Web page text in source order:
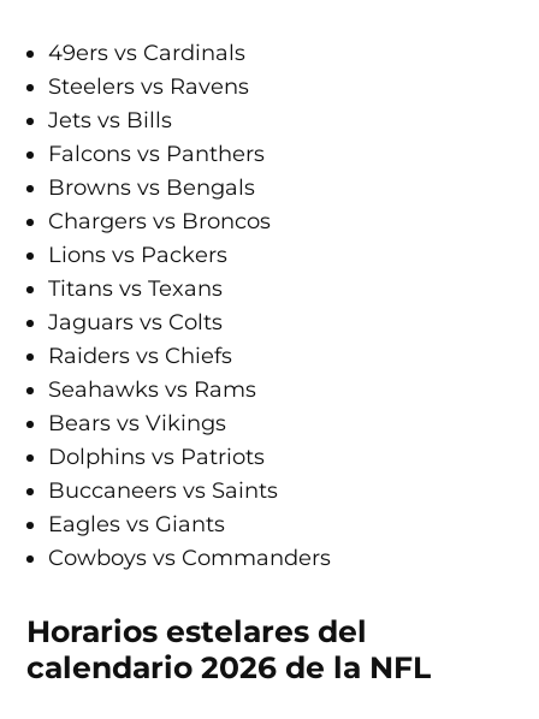
49ers vs Cardinals
Steelers vs Ravens
Jets vs Bills
Falcons vs Panthers
Browns vs Bengals
Chargers vs Broncos
Lions vs Packers
Titans vs Texans
Jaguars vs Colts
Raiders vs Chiefs
Seahawks vs Rams
Bears vs Vikings
Dolphins vs Patriots
Buccaneers vs Saints
Eagles vs Giants
Cowboys vs Commanders
Horarios estelares del
calendario 2026 de la NFL